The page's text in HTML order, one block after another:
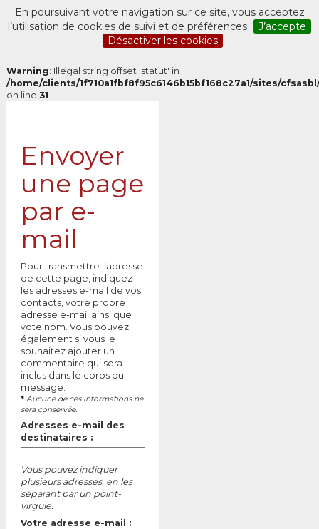
En poursuivant votre navigation sur ce site, vous acceptez
l’utilisation de cookies de suivi et de préférences
J’accepte
Désactiver les cookies
Warning: Illegal string offset 'statut' in
/home/clients/1f710a1fbf8f95c6146b15bf168c27a1/sites/
on line 31
Envoyer
une page
par e-
mail
Pour transmettre l’adresse
de cette page, indiquez
les adresses e-mail de vos
contacts, votre propre
adresse e-mail ainsi que
vote nom. Vous pouvez
également si vous le
souhaitez ajouter un
commentaire qui sera
inclus dans le corps du
message.
* Aucune de ces informations ne
sera conservée.
Adresses e-mail des
destinataires :
Vous pouvez indiquer
plusieurs adresses, en les
séparant par un point-
virgule.
Votre adresse e-mail :